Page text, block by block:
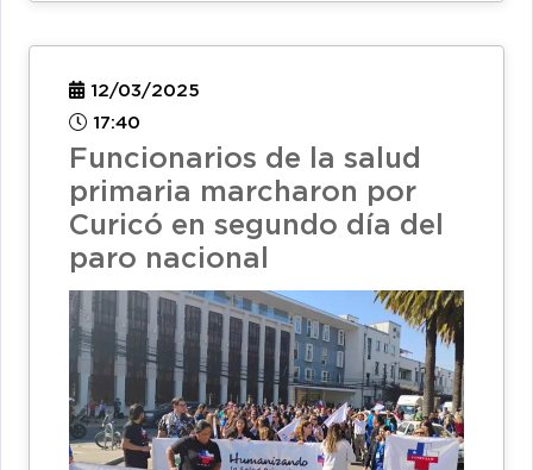
12/03/2025
17:40
Funcionarios de la salud
primaria marcharon por
Curicó en segundo día del
paro nacional